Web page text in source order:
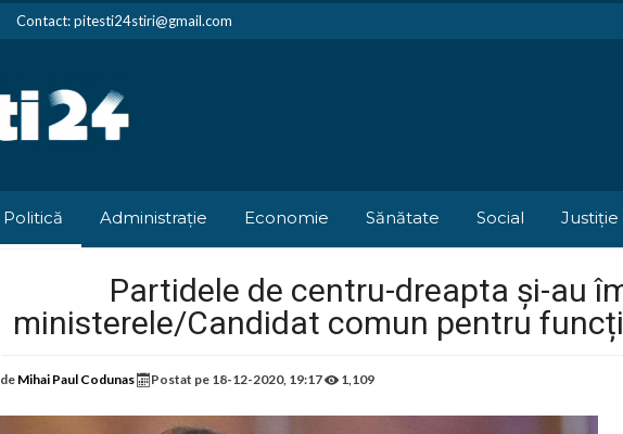
Contact: pitesti24stiri@gmail.com
Politică Administrație Economie Sănătate Social Justiție
Partidele de centru-dreapta și-au
ministerele/Candidat comun pentru
de Mihai Paul Codunas Postat pe 18-12-2020, 19:17 1,109